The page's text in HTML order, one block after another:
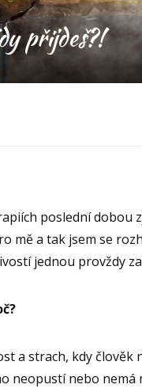
přijdeš?!
poslední dobou
mě a tak jsem se
jednou provždy
a strach, kdy člověk
neopustí nebo nemá